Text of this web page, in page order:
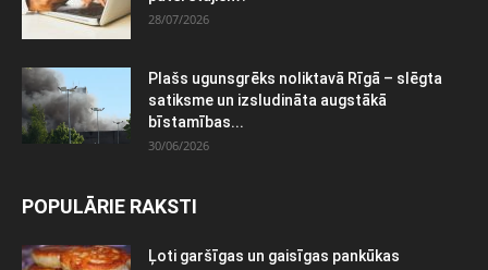
28/07/2026
Plašs ugunsgrēks noliktavā Rīgā – slēgta
satiksme un izsludināta augstākā
bīstamības...
30/06/2026
POPULĀRIE RAKSTI
Ļoti garšīgas un gaisīgas pankūkas